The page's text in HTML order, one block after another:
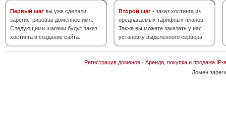
Первый шаг вы уже сделали,
зарегистрировав доменное имя.
Следующими шагами будут заказ
хостинга и создание сайта.
Второй шаг - заказ хостинга из
предлагаемых тарифных планов.
Также вы можете заказать у нас
установку выделенного сервера.
Регистрация доменов· Аренда, покупка и продажа IP-
Домен